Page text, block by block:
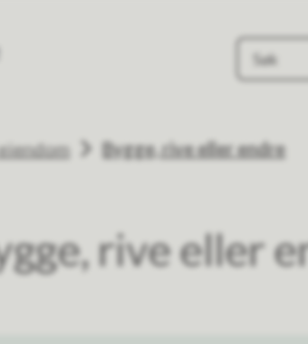
Bygge, rive eller endre
rive eller